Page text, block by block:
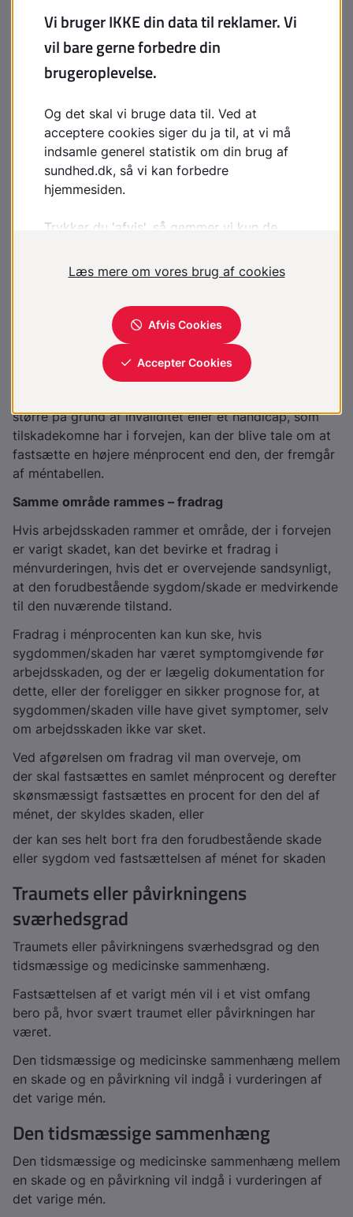
samme sag skal vurderes mere end ét varigt mén.
Når der i en sag er flere skader, skal der ved
vurderingen af det samlede mén tages stilling til, om
Er uafhængige af hinanden (1 + 1 = 2)
Forstærker hinanden (1 + 1 > 2)
Har fælles symptomer (1 + 1 < 2)
sygdomme/skader
skader i forhold til den skade, der skal vurderes, kan
størrelsen af et varigt mén.
Forudbestående sygdom forværrer skadens
større på grund af invaliditet eller et handicap, som
tilskadekomne har i forvejen, kan der blive tale om at
fastsætte en højere ménprocent end den, der fremgår
af méntabellen.
Samme område rammes – fradrag
Hvis arbejdsskaden rammer et område, der i forvejen
er varigt skadet, kan det bevirke et fradrag i
ménvurderingen, hvis det er overvejende sandsynligt,
at den forudbestående sygdom/skade er medvirkende
til den nuværende tilstand.
Fradrag i ménprocenten kan kun ske, hvis
sygdommen/skaden har været symptomgivende før
arbejdsskaden, og der er lægelig dokumentation for
dette, eller der foreligger en sikker prognose for, at
sygdommen/skaden ville have givet symptomer, selv
om arbejdsskaden ikke var sket.
Ved afgørelsen om fradrag vil man overveje, om
der skal fastsættes en samlet ménprocent og derefter
skønsmæssigt fastsættes en procent for den del af
ménet, der skyldes skaden, eller
der kan ses helt bort fra den forudbestående skade
eller sygdom ved fastsættelsen af ménet for skaden
Traumets eller påvirkningens
sværhedsgrad
Traumets eller påvirkningens sværhedsgrad og den
tidsmæssige og medicinske sammenhæng.
Fastsættelsen af et varigt mén vil i et vist omfang
bero på, hvor svært traumet eller påvirkningen har
været.
Den tidsmæssige og medicinske sammenhæng mellem
en skade og en påvirkning vil indgå i vurderingen af
det varige mén.
Den tidsmæssige sammenhæng
Den tidsmæssige og medicinske sammenhæng mellem
en skade og en påvirkning vil indgå i vurderingen af
det varige mén.